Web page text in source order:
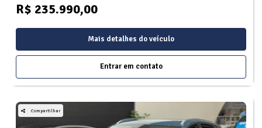
R$ 235.990,00
Mais detalhes do veículo
Entrar em contato
Compartilhar